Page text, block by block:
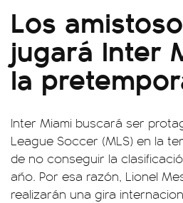
Los
jugará Inter
la
Inter Miami buscará ser
League Soccer (MLS) en la
de no conseguir la
año. Por esa razón, Lionel
realizarán una gira